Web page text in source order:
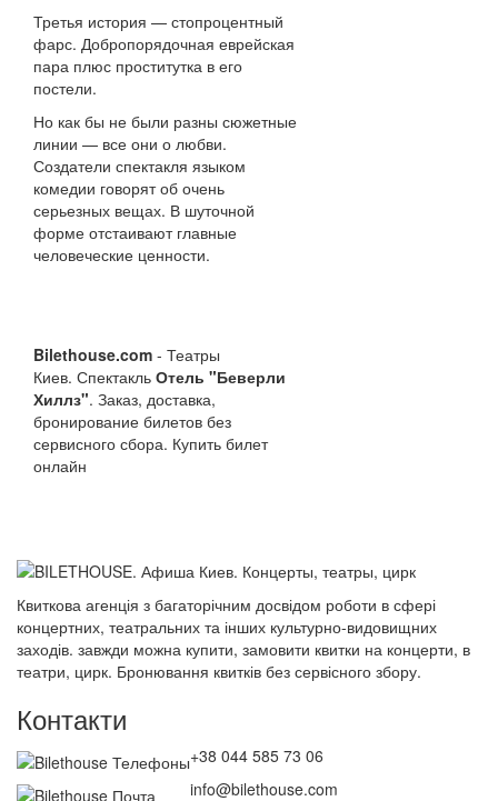
Третья история — стопроцентный
фарс. Добропорядочная еврейская
пара плюс проститутка в его
постели.
Но как бы не были разны сюжетные
линии — все они о любви.
Создатели спектакля языком
комедии говорят об очень
серьезных вещах. В шуточной
форме отстаивают главные
человеческие ценности.
Bilethouse.com - Театры
Киев. Спектакль Отель "Беверли
Хиллз". Заказ, доставка,
бронирование билетов без
сервисного сбора. Купить билет
онлайн
Квиткова агенція з багаторічним досвідом роботи в сфері
концертних, театральних та інших культурно-видовищних
заходів. завжди можна купити, замовити квитки на концерти, в
театри, цирк. Бронювання квитків без сервісного збору.
Контакти
+38 044 585 73 06
info@bilethouse.com